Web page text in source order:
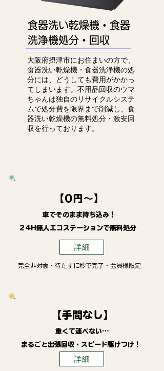
食器洗い乾燥機・食器
洗浄機処分・回収
大阪府摂津市にお住まいの方で、
食器洗い乾燥機・食器洗浄機の処
分には、どうしても費用がかかっ
てしまいます。不用品回収のウマ
ちゃんは独自のリサイクルシステ
ムで処分費を限界まで削減し、食
器洗い乾燥機の無料処分・激安回
収を行っております。
【0円～】
車でそのまま持ち込み！
24H無人エコステーションで無料処分
詳細
完全非対面・待たずに秒で完了・会員様限定
【手間なし】
重くて運べない…
まるごと出張回収・スピード駆けつけ！
詳細